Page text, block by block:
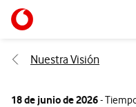
Ir a la pagina principal de
Nuestra Visión
18 de junio de 2026-